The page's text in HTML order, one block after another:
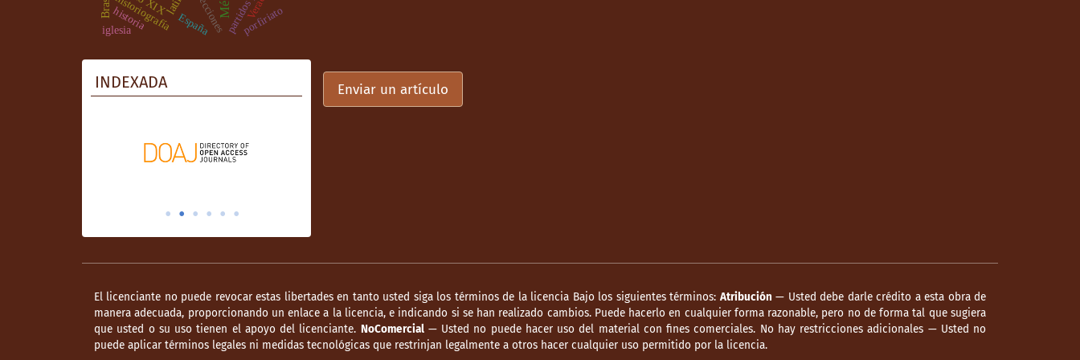
elecciones
historiografíaEspaña porfiriato
historia
Brasil
iglesia
INDEXADA Enviar un artículo
El licenciante no puede revocar estas libertades en tanto usted siga los términos de la licencia Bajo los siguientes términos: Atribución — Usted debe darle crédito a esta obra de
manera adecuada, proporcionando un enlace a la licencia, e indicando si se han realizado cambios. Puede hacerlo en cualquier forma razonable, pero no de forma tal que sugiera
que usted o su uso tienen el apoyo del licenciante. NoComercial— Usted no puede hacer uso del material con fines comerciales. No hay restricciones adicionales — Usted no
puede aplicar términos legales ni medidas tecnológicas que restrinjan legalmente a otros hacer cualquier uso permitido por la licencia.